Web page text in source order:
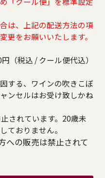
は、上記の配送方法の項
更をお願いいたします。
（税込 / クール便代込）
する、ワインの吹きこぼ
ンセルはお受け致しかね
されています。20歳未
ておりません。
への販売は禁止されて